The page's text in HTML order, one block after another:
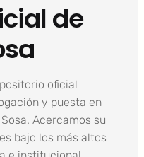
de
oficial
y puesta en
Acercamos su
bajo los más altos